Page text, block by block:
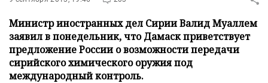
Министр иностранных дел Сирии Валид Муаллем
заявил в понедельник, что Дамаск приветствует
предложение России о возможности передачи
сирийского химического оружия под
международный контроль.